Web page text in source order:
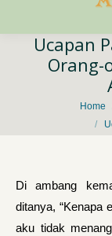
Ucapan
Orang-
You are here:Home
Di ambang
ditanya, “Kenapa
aku tidak